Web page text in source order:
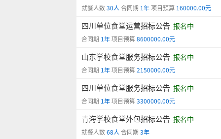
就餐人数30人 合同期 1年项目预算 160000.00元
四川单位食堂运营招标公告 报名中
合同期 1年项目预算8600000.00元
山东学校食堂服务招标公告 报名中
合同期 1年项目预算2150000.00元
四川单位食堂服务招标公告 报名中
合同期 1年项目预算3300000.00元
青海学校食堂外包招标公告 报名中
就餐人数68人 合同期 3年